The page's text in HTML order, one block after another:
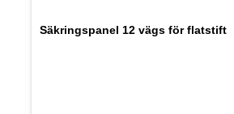
Säkringspanel 12 vägs för flatstift